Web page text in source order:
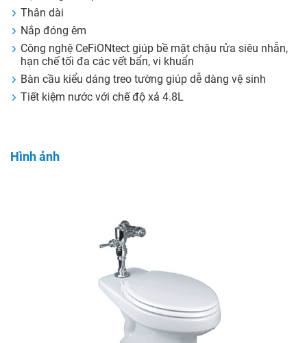
Thân dài
Nắp đóng êm
Công nghệ CeFiONtect giúp bề mặt chậu rửa siêu nhẵn,
hạn chế tối đa các vết bẩn, vi khuẩn
Bàn cầu kiểu dáng treo tường giúp dễ dàng vệ sinh
Tiết kiệm nước với chế độ xả 4.8L
Hình ảnh